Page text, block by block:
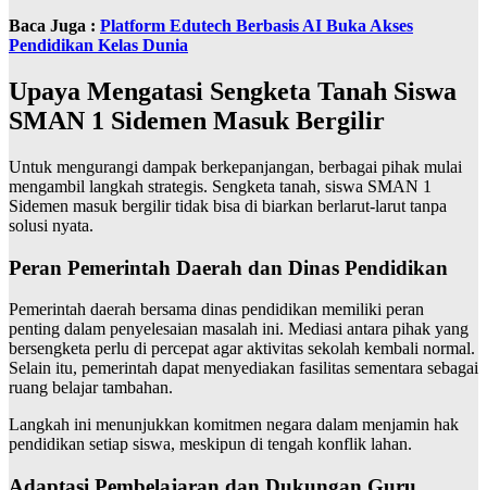
Baca Juga : Platform Edutech Berbasis AI Buka Akses
Pendidikan Kelas Dunia
Upaya Mengatasi Sengketa Tanah Siswa
SMAN 1 Sidemen Masuk Bergilir
Untuk mengurangi dampak berkepanjangan, berbagai pihak mulai
mengambil langkah strategis. Sengketa tanah, siswa SMAN 1
Sidemen masuk bergilir tidak bisa di biarkan berlarut-larut tanpa
solusi nyata.
Peran Pemerintah Daerah dan Dinas Pendidikan
Pemerintah daerah bersama dinas pendidikan memiliki peran
penting dalam penyelesaian masalah ini. Mediasi antara pihak yang
bersengketa perlu di percepat agar aktivitas sekolah kembali normal.
Selain itu, pemerintah dapat menyediakan fasilitas sementara sebagai
ruang belajar tambahan.
Langkah ini menunjukkan komitmen negara dalam menjamin hak
pendidikan setiap siswa, meskipun di tengah konflik lahan.